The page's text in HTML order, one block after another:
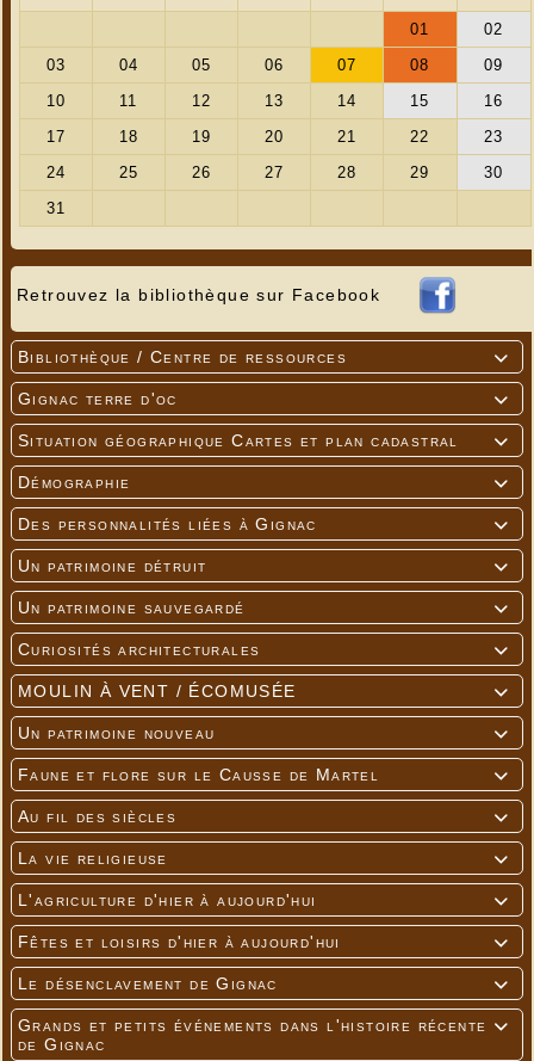
Retrouvez la bibliothèque sur Facebook

Bibliothèque / Centre de ressources

Gignac terre d'oc

Situation géographique Cartes et plan cadastral

Démographie

Des personnalités liées à Gignac

Un patrimoine détruit

Un patrimoine sauvegardé

Curiosités architecturales

MOULIN À VENT / ÉCOMUSÉE

Un patrimoine nouveau

Faune et flore sur le Causse de Martel

Au fil des siècles

La vie religieuse

L'agriculture d'hier à aujourd'hui

Fêtes et loisirs d'hier à aujourd'hui

Le désenclavement de Gignac

Grands et petits événements dans l'histoire récente
de Gignac